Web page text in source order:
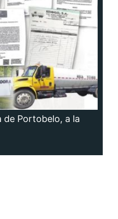
de Portobelo, a la